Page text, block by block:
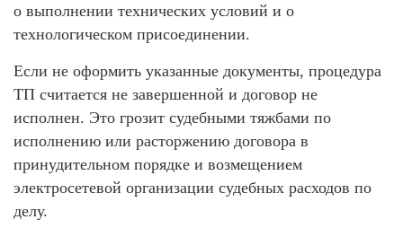
о выполнении технических условий и о
технологическом присоединении.
Если не оформить указанные документы, процедура
ТП считается не завершенной и договор не
исполнен. Это грозит судебными тяжбами по
исполнению или расторжению договора в
принудительном порядке и возмещением
электросетевой организации судебных расходов по
делу.